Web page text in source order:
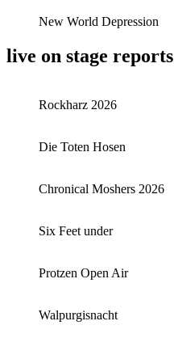
New World Depression
live on stage reports
Rockharz 2026
Die Toten Hosen
Chronical Moshers 2026
Six Feet under
Protzen Open Air
Walpurgisnacht